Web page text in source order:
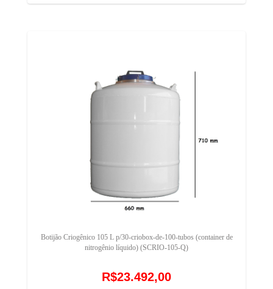
Botijão Criogênico 105 L p/30-criobox-de-100-tubos (container de
nitrogênio líquido) (SCRIO-105-Q)
R$23.492,00